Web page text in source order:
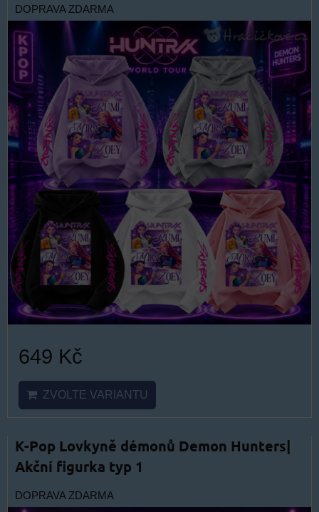
DOPRAVA ZDARMA
649 Kč
ZVOLTE VARIANTU
K-Pop Lovkyně démonů Demon Hunters|
Akční figurka typ 1
DOPRAVA ZDARMA